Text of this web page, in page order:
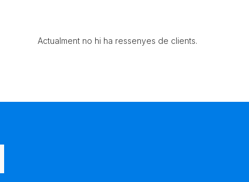
Actualment no hi ha ressenyes de clients.